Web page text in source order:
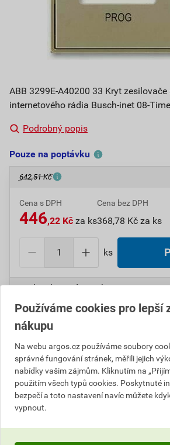
ABB 3299E-A40200 33 Kryt
internetového rádia Busch-inet 08-Time
Podrobný popis
Pouze na poptávku
642,51 Kč
Cena s DPH
446,22 Kč za ks
Cena bez DPH
368,78 Kč za ks
ks
Do košíku přidáte1 ksza446,22Kč
(
368,78 Kč bez DPH).
Číslo položky:
Výrobky značky:
Popis
Používáme cookies pro lepší
nákupu
Na webu argos.cz používáme soubory
správné fungování stránek, měřili jejich
nabídky vašim zájmům. Kliknutím na
použitím všech typů cookies. Poskytnuté
bezpečí a toto nastavení navíc můžete
vypnout.